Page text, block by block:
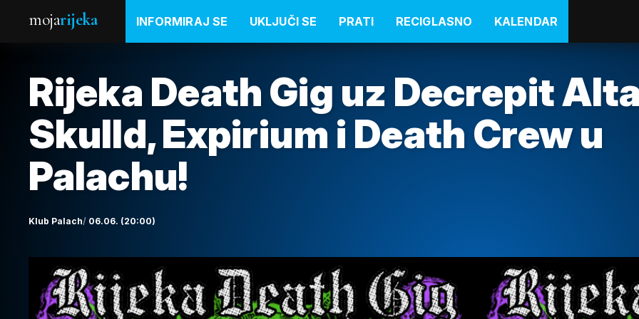
mojarijeka INFORMIRAJ SE UKLJUČI SE PRATI RECIGLASNO KALENDAR
Rijeka Death Gig uz Decrepit
Skulld, Expirium i Death Crew u
Palachu!
Klub Palach 06.06. (20:00)